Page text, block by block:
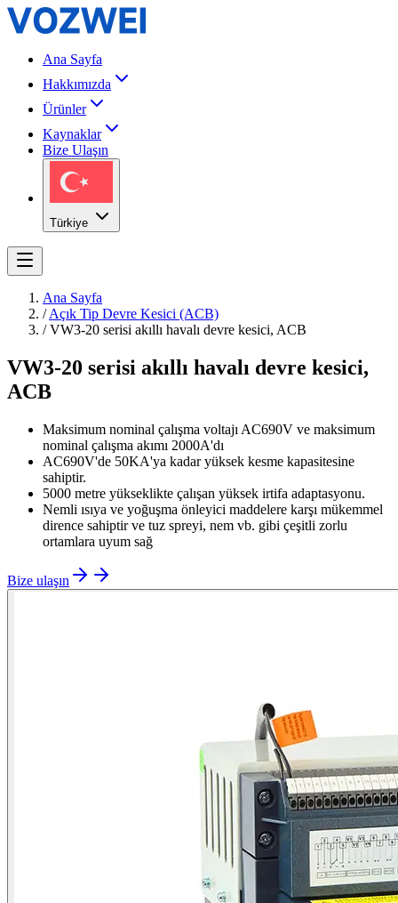
Ana Sayfa
Hakkımızda
Ürünler
Kaynaklar
Bize Ulaşın
Türkiye
Ana Sayfa
/Açık Tip Devre Kesici (ACB)
/VW3-20 serisi akıllı havalı devre kesici, ACB
VW3-20 serisi akıllı havalı devre kesici,
ACB
Maksimum nominal çalışma voltajı AC690V ve maksimum
nominal çalışma akımı 2000A'dı
AC690V'de 50KA'ya kadar yüksek kesme kapasitesine
sahiptir.
5000 metre yükseklikte çalışan yüksek irtifa adaptasyonu.
Nemli ısıya ve yoğuşma önleyici maddelere karşı mükemmel
dirence sahiptir ve tuz spreyi, nem vb. gibi çeşitli zorlu
ortamlara uyum sağ
Bize ulaşın